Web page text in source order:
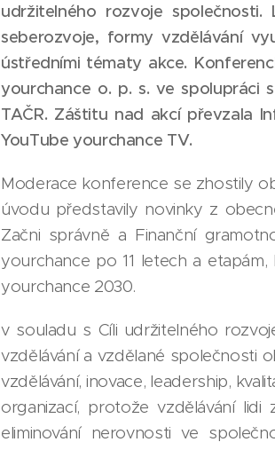
udržitelného rozvoje
seberozvoje, formy vzdělávání
ústředními tématy akce.
yourchance o. p. s. ve spolupráci
TAČR. Záštitu nad akcí převzala
YouTube yourchance TV.
Moderace konference se zhostily
úvodu představily novinky z
Začni správně a Finanční
yourchance po 11 letech a
yourchance 2030.
v souladu s Cíli udržitelného
vzdělávání a vzdělané společnosti
vzdělávání, inovace, leadership,
organizací, protože vzdělávání
eliminování nerovnosti ve